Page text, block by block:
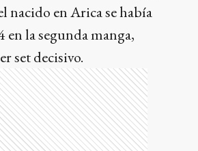
nacido en Arica se había
la segunda manga,
set decisivo.